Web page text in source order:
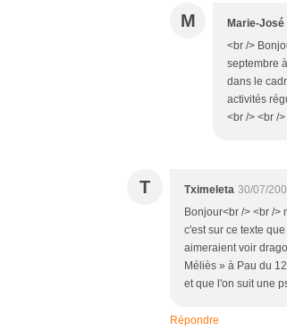
M Marie-José
<br />
septembre
dans le
activités
<br /> <br />
T Tximeleta 30/07/
Bonjour<br /> <br />
c'est sur ce texte
aimeraient voir
Méliès » à Pau du
et que l'on suit une
Répondre